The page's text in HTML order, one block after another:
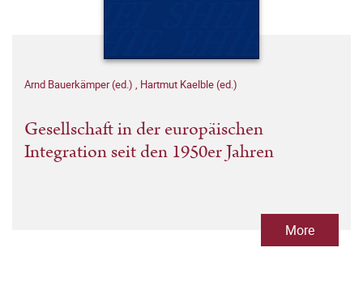
Arnd Bauerkämper (ed.) , Hartmut Kaelble (ed.)
Gesellschaft in der europäischen
Integration seit den 1950er Jahren
More